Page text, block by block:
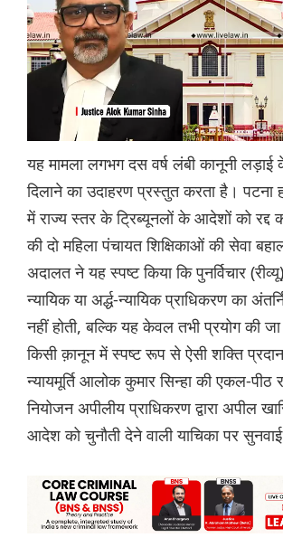
यह मामला लगभग दस वर्ष लंबी कानूनी लड़ाई
दिलाने का उदाहरण प्रस्तुत करता है। पटना
में राज्य स्तर के ट्रिब्यूनलों के आदेशों को रद्द
की दो महिला पंचायत शिक्षिकाओं की सेवा
अदालत ने यह स्पष्ट किया कि पुनर्विचार
न्यायिक या अर्द्ध-न्यायिक प्राधिकरण का
नहीं होती, बल्कि यह केवल तभी प्रयोग की
किसी क़ानून में स्पष्ट रूप से ऐसी शक्ति
न्यायमूर्ति आलोक कुमार सिन्हा की एकल-पीठ
नियोजन अपीलीय प्राधिकरण द्वारा अपील
आदेश को चुनौती देने वाली याचिका पर